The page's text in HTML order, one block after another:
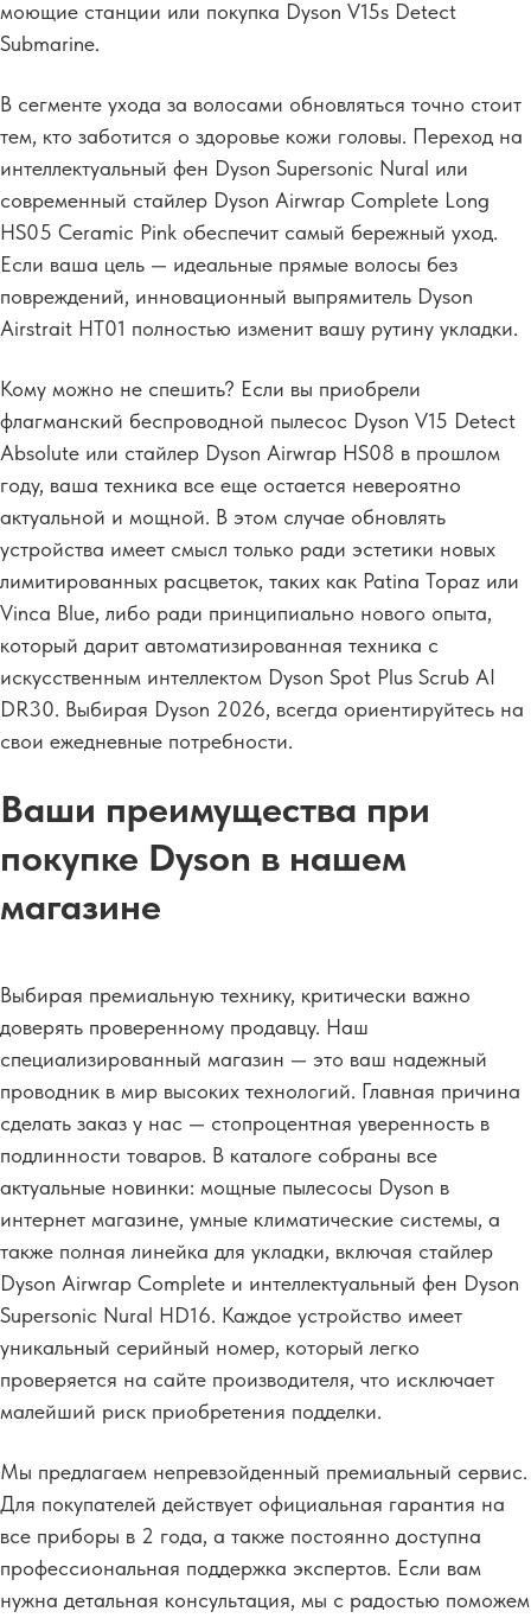
моющие станции или покупка Dyson V15s Detect
Submarine.
В сегменте ухода за волосами обновляться точно стоит
тем, кто заботится о здоровье кожи головы. Переход на
интеллектуальный фен Dyson Supersonic Nural или
современный стайлер Dyson Airwrap Complete Long
HS05 Ceramic Pink обеспечит самый бережный уход.
Если ваша цель — идеальные прямые волосы без
повреждений, инновационный выпрямитель Dyson
Airstrait HT01 полностью изменит вашу рутину укладки.
Кому можно не спешить? Если вы приобрели
флагманский беспроводной пылесос Dyson V15 Detect
Absolute или стайлер Dyson Airwrap HS08 в прошлом
году, ваша техника все еще остается невероятно
актуальной и мощной. В этом случае обновлять
устройства имеет смысл только ради эстетики новых
лимитированных расцветок, таких как Patina Topaz или
Vinca Blue, либо ради принципиально нового опыта,
который дарит автоматизированная техника с
искусственным интеллектом Dyson Spot Plus Scrub AI
DR30. Выбирая Dyson 2026, всегда ориентируйтесь на
свои ежедневные потребности.
Ваши преимущества при
покупке Dyson в нашем
магазине
Выбирая премиальную технику, критически важно
доверять проверенному продавцу. Наш
специализированный магазин — это ваш надежный
проводник в мир высоких технологий. Главная причина
сделать заказ у нас — стопроцентная уверенность в
подлинности товаров. В каталоге собраны все
актуальные новинки: мощные пылесосы Dyson в
интернет магазине, умные климатические системы, а
также полная линейка для укладки, включая стайлер
Dyson Airwrap Complete и интеллектуальный фен Dyson
Supersonic Nural HD16. Каждое устройство имеет
уникальный серийный номер, который легко
проверяется на сайте производителя, что исключает
малейший риск приобретения подделки.
Мы предлагаем непревзойденный премиальный сервис.
Для покупателей действует официальная гарантия на
все приборы в 2 года, а также постоянно доступна
профессиональная поддержка экспертов. Если вам
нужна детальная консультация, мы с радостью поможем